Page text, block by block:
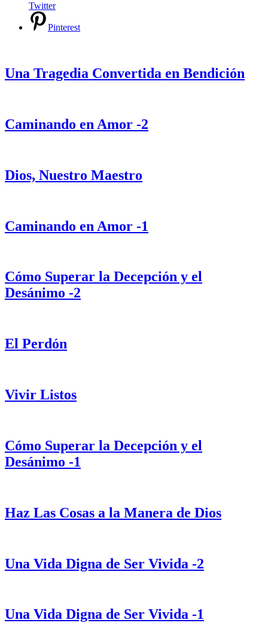
Twitter
Pinterest
Una Tragedia Convertida en Bendición
Caminando en Amor -2
Dios, Nuestro Maestro
Caminando en Amor -1
Cómo Superar la Decepción y el
Desánimo -2
El Perdón
Vivir Listos
Cómo Superar la Decepción y el
Desánimo -1
Haz Las Cosas a la Manera de Dios
Una Vida Digna de Ser Vivida -2
Una Vida Digna de Ser Vivida -1